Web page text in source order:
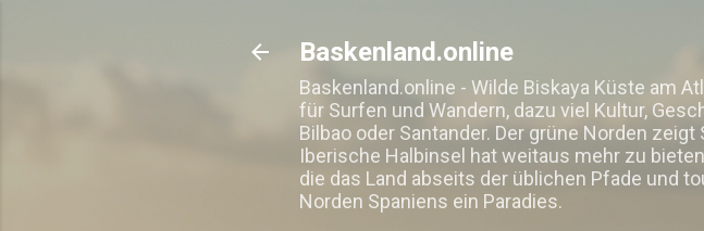
Baskenland.online
Baskenland.online - Wilde Biskaya Küste am
für Surfen und Wandern, dazu viel Kultur,
Bilbao oder Santander. Der grüne Norden
Iberische Halbinsel hat weitaus mehr zu
die das Land abseits der üblichen Pfade und
Norden Spaniens ein Paradies.